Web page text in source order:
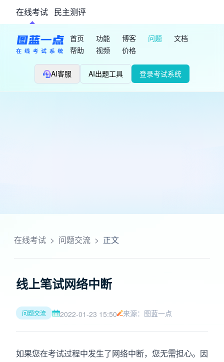
在线考试 民主测评
首页 功能 博客 问题
文档
帮助
视频 价格
AI客服 AI出题工具 登录考试系统
在线考试 > 问题交流 > 正文
线上笔试网络中断
问题交流 2022-01-23 15:50 来源：图蓝一点
如果您在考试过程中发生了网络中断，您无需担心。因